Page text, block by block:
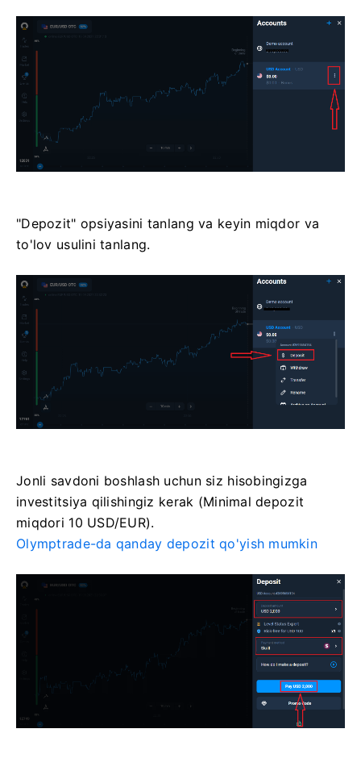
"Depozit" opsiyasini tanlang va keyin miqdor va
to'lov usulini tanlang.
Jonli savdoni boshlash uchun siz hisobingizga
investitsiya qilishingiz kerak (Minimal depozit
miqdori 10 USD/EUR).
Olymptrade-da qanday depozit qo'yish mumkin